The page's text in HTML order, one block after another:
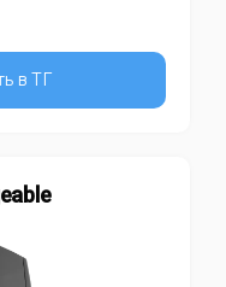
в ТГ